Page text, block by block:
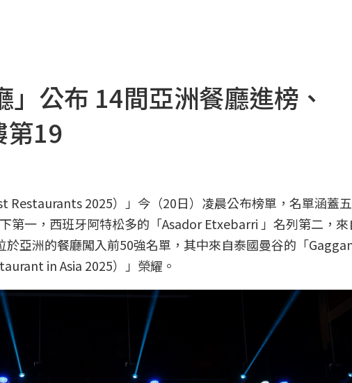
」公布 14間亞洲餐廳進榜、
第19
Restaurants 2025）」今（20日）凌晨公布榜單，名單涵蓋
第一，西班牙阿特松多的「Asador Etxebarri 」名列第二，
亞洲的餐廳闖入前50強名單，其中來自泰國曼谷的「
in Asia 2025）」榮耀。